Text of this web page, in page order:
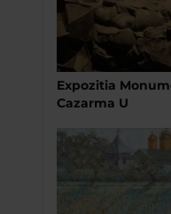
Expozitia
Cazarma U